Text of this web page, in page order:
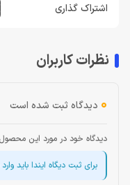
اشتراک گذاری
نظرات کاربران
0 دیدگاه ثبت شده است
دیدگاه خود در مورد این
برای ثبت دیگاه ایندا باید